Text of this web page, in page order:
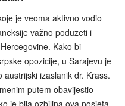
je veoma aktivno vodio
važno poduzeti i
Kako bi
opozicije, u Sarajevu je
izaslanik dr. Krass.
putem obavijestio
je bila ozbiljna ova posjeta,